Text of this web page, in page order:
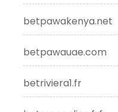
betpawakenya.net
betpawauae.com
betriviera1.fr